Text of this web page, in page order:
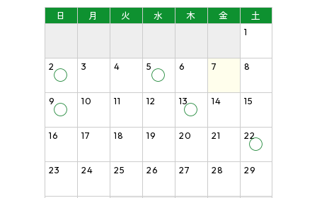
日 月 火 水 木 金 土
1
2
◯
3 4 5
◯
6 7 8
9
◯
10 11 12 13
◯
14 15
16 17 18 19 20 21 22
◯
23 24 25 26 27 28 29